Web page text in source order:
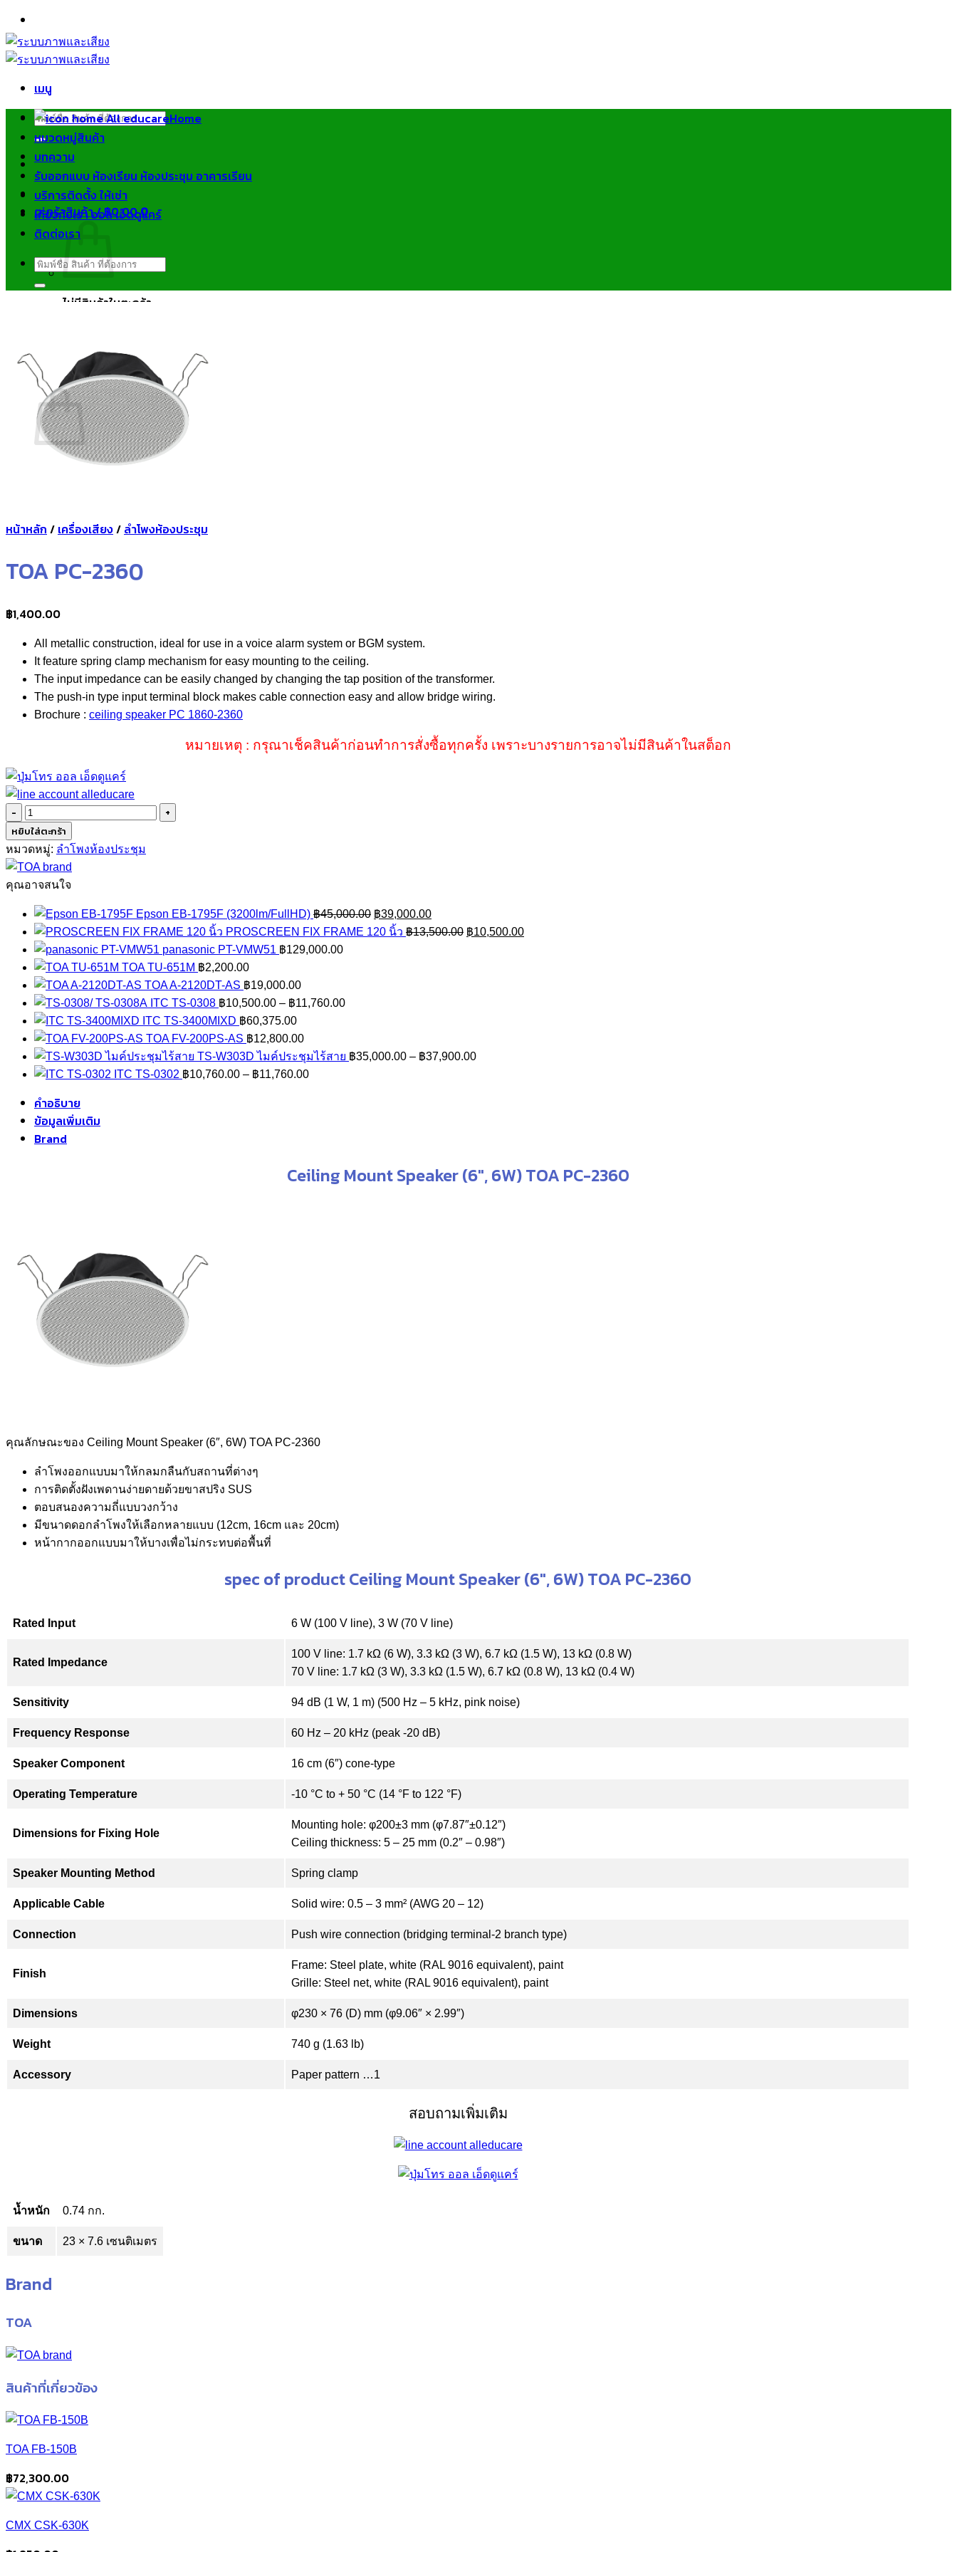
ข้าม
ไป
ยัง
เมนู
ค้นหา:
ตะกร้าสินค้า /฿0.000
ไม่มีสินค้าในตะกร้า
0
ตะกร้าสินค้า
ไม่มีสินค้าในตะกร้า
Home
หมวดหมู่สินค้า
บทความ
รับออกแบบ ห้องเรียน ห้องประชุม อาคารเรียน
บริการติดตั้ง ให้เช่า
เกี่ยวกับเรา ออล เอ็ดดูแคร์
ติดต่อเรา
ค้นหา:
หน้าหลัก / เครื่องเสียง/ ลำโพงห้องประชุม
TOA PC-2360
฿1,400.00
All metallic construction, ideal for use in a voice alarm system or BGM system.
It feature spring clamp mechanism for easy mounting to the ceiling.
The input impedance can be easily changed by changing the tap position of the transformer.
The push-in type input terminal block makes cable connection easy and allow bridge wiring.
Brochure : ceiling speaker PC 1860-2360
หมายเหตุ : กรุณาเช็คสินค้าก่อนทำการสั่งซื้อทุกครั้ง เพราะบางรายการอาจไม่มีสินค้าในสต็อก
จำนวน
TOA
PC-
2360
ชิ้น
หยิบใส่ตะกร้า
หมวดหมู่: ลำโพงห้องประชุม
คุณอาจสนใจ
Epson EB-1795F (3200lm/FullHD) ฿45,000.00 Original
price
฿39,000.00Current
price
PROSCREEN FIX FRAME 120 นิ้ว ฿13,500.00 Original
฿10,500.00Current
panasonic PT-VMW51 ฿129,000.00
TOA TU-651M ฿2,200.00
TOA A-2120DT-AS ฿19,000.00
ITC TS-0308 ฿10,500.00 – ฿11,760.00Price
through
ITC TS-3400MIXD ฿60,375.00
TOA FV-200PS-AS ฿12,800.00
TS-W303D ไมค์ประชุมไร้สาย ฿35,000.00 – ฿37,900.00Price
ITC TS-0302 ฿10,760.00 – ฿11,760.00Price
คำอธิบาย
ข้อมูลเพิ่มเติม
Brand
Ceiling Mount Speaker (6″, 6W) TOA PC-2360
คุณลักษณะของ Ceiling Mount Speaker (6″, 6W) TOA PC-2360
ลำโพงออกแบบมาให้กลมกลืนกับสถานที่ต่างๆ
การติดตั้งฝังเพดานง่ายดายด้วยขาสปริง SUS
ตอบสนองความถี่แบบวงกว้าง
มีขนาดดอกลำโพงให้เลือกหลายแบบ (12cm, 16cm และ 20cm)
หน้ากากออกแบบมาให้บางเพื่อไม่กระทบต่อพื้นที่
spec of product Ceiling Mount Speaker (6″, 6W) TOA PC-2360
Rated Input 6 W (100 V line), 3 W (70 V line)
Rated Impedance
100 V line: 1.7 kΩ (6 W), 3.3 kΩ (3 W), 6.7 kΩ (1.5 W), 13 kΩ (0.8 W)
70 V line: 1.7 kΩ (3 W), 3.3 kΩ (1.5 W), 6.7 kΩ (0.8 W), 13 kΩ (0.4 W)
Sensitivity 94 dB (1 W, 1 m) (500 Hz – 5 kHz, pink noise)
Frequency Response 60 Hz – 20 kHz (peak -20 dB)
Speaker Component 16 cm (6″) cone-type
Operating Temperature -10 °C to + 50 °C (14 °F to 122 °F)
Dimensions for Fixing Hole
Mounting hole: φ200±3 mm (φ7.87″±0.12″)
Ceiling thickness: 5 – 25 mm (0.2″ – 0.98″)
Speaker Mounting Method Spring clamp
Applicable Cable Solid wire: 0.5 – 3 mm² (AWG 20 – 12)
Connection Push wire connection (bridging terminal-2 branch type)
Finish
Frame: Steel plate, white (RAL 9016 equivalent), paint
Grille: Steel net, white (RAL 9016 equivalent), paint
Dimensions φ230 × 76 (D) mm (φ9.06″ × 2.99″)
Weight 740 g (1.63 lb)
Accessory Paper pattern …1
สอบถามเพิ่มเติม
น้ำหนัก 0.74 กก.
ขนาด 23 × 7.6 เซนติเมตร
Brand
TOA
สินค้าที่เกี่ยวข้อง
TOA FB-150B
฿72,300.00
CMX CSK-630K